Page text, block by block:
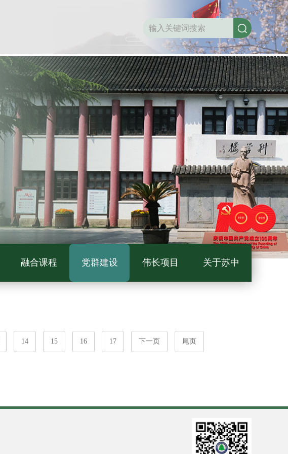
融合课程 党群建设 伟长项目 关于苏中
14 15 16 17 下一页 尾页